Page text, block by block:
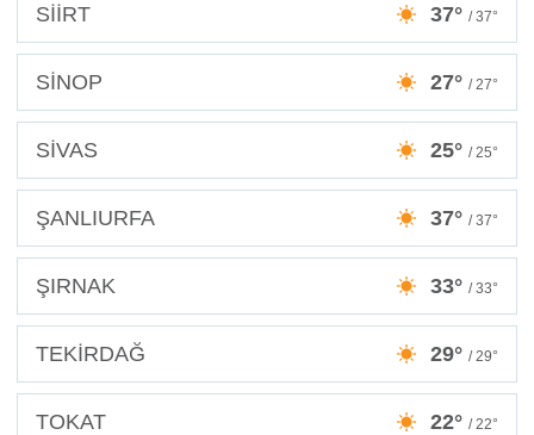
SİİRT 37° / 37°
SİNOP 27° / 27°
SİVAS 25° / 25°
ŞANLIURFA 37° / 37°
ŞIRNAK 33° / 33°
TEKİRDAĞ 29° / 29°
TOKAT 22° / 22°